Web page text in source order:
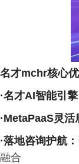
名才mchr核心
·名才AI智能引擎
·MetaPaaS灵活
·落地咨询护航 ：
融合